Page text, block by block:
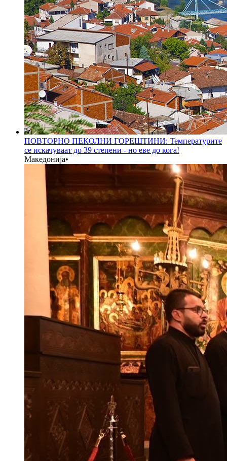
ПОВТОРНО ПЕКОЛНИ ГОРЕШТИНИ: Температурите
се искачуваат до 39 степени - но еве до кога!
Македонија•